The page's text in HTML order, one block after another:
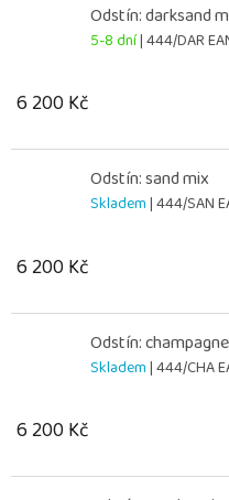
Odstín: darksand
5-8 dní| 444/DAR
6 200 Kč
Odstín: sand mix
Skladem| 444/SAN
6 200 Kč
Odstín:
Skladem| 444/CHA
6 200 Kč